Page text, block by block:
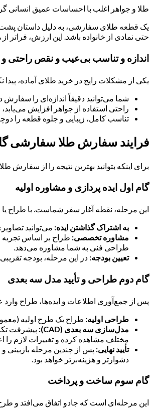
طلا و جواهر اغلب با احساسات عمیق انسانی
یک قطعه طلای سفارشی، به دلیل داستان پشت
حتی نمادی از خانواده باشد. این ارزش،
اندازه و تناسب بی‌عیب و نقص راحتی و
یکی از مشکلات رایج در خرید طلای آماده،
شما می‌توانید دقیقاً اندازه‌ای را
راحتی استفاده از جواهر افزایش
تناسب کامل، زیبایی و جلوه قطعه را
فرایند سفارش طلا سفارشی
برای اینکه بتوانید بهترین نتیجه را از
گام اول ایده پردازی و مشاوره اولیه
این مرحله، نقطه آغاز سفر شماست. با طراح یا
به اشتراک گذاشتن ایده: می‌توانید
مشاوره تخصصی: طراح بر اساس تجربه
طراحی فنی به شما مشاوره می‌دهد.
تعیین بودجه: در این مرحله، بودجه
گام دوم طراحی و تأیید مدل سه بعدی
پس از جمع‌آوری اطلاعات و ایده‌ها، طراح
طراحی اولیه: طراح یک طرح اولیه
مدل‌سازی سه بعدی (CAD):
پیشرفت
مختلف مشاهده کرده و تغییرات لازم را
تأیید نهایی: پس از چندین مرحله بازبینی
دشوارتر و هزینه‌برتر خواهد بود.
گام سوم ساخت و پرداخت
این مرحله‌ای است که جادو اتفاق می‌افتد و